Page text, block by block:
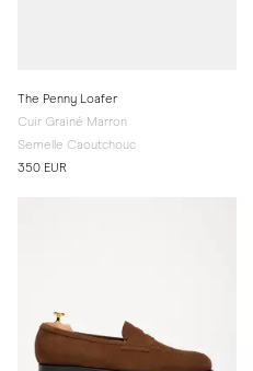
The Penny Loafer
Cuir Grainé Marron
Semelle Caoutchouc
350 EUR